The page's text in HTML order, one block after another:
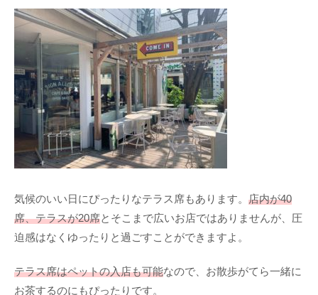
気候のいい日にぴったりなテラス席もあります。 店内が40
席、テラスが20席とそこまで広いお店ではありませんが、圧
迫感はなくゆったりと過ごすことができますよ。
テラス席はペットの入店も可能なので、お散歩がてら一緒に
お茶するのにもぴったりです。